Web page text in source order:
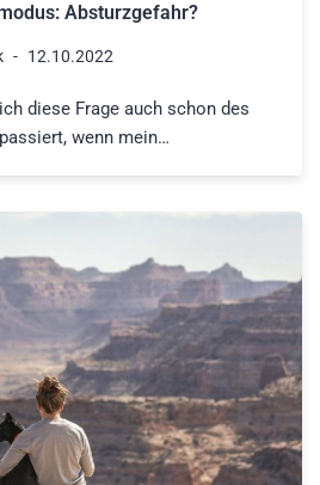
Absturzgefahr?
12.10.2022
diese Frage auch schon des
wenn mein…